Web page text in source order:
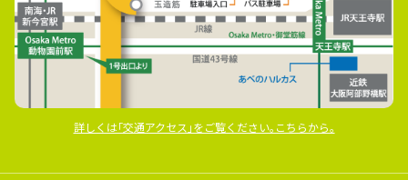
詳しくは｢交通アクセス｣をご覧ください｡こちらから｡